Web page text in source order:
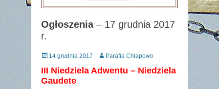
Ogłoszenia– 17 grudnia 2017
r.
Posted
14 grudnia 2017 Author
Parafia Chłapowo
III Niedziela Adwentu – Nie­dziela
Gaudete